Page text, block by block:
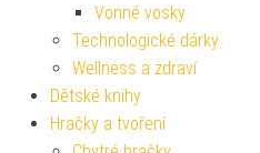
Vonné vosky
Technologické dárky
Wellness a zdraví
Dětské knihy
Hračky a tvoření